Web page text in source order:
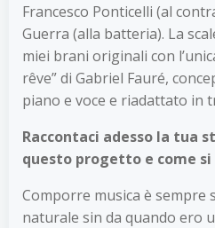
Francesco Ponticelli (al
Guerra (alla batteria). La
miei brani originali con
rêve” di Gabriel Fauré,
piano e voce e riadattato in
Raccontaci adesso la tua
questo progetto e come
Comporre musica è sempre
naturale sin da quando ero